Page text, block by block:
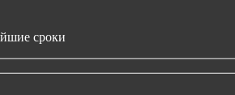
сроки